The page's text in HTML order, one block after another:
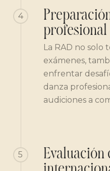
4
profesional
La RAD no solo
exámenes,
enfrentar
danza
audiciones a
5